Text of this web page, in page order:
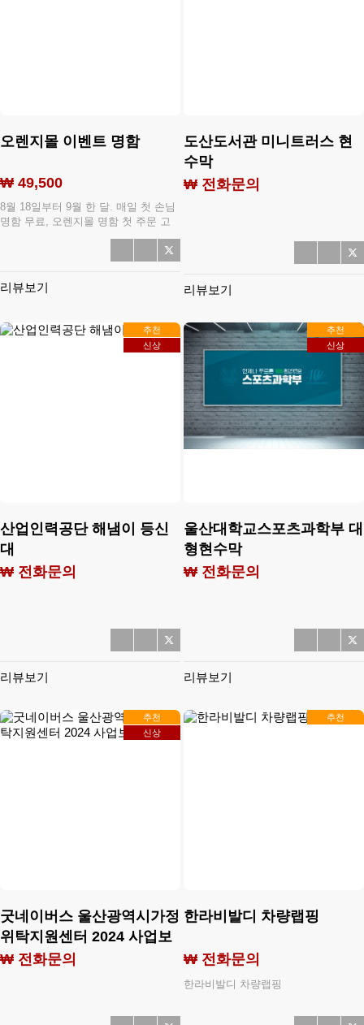
오렌지몰 이벤트 명함
₩ 49,500
8월 18일부터 9월 한 달. 매일 첫 손님
명함 무료, 오렌지몰 명함 첫 주문 고
객님! 하루에 단 한 분, 기회를 잡으세
리뷰보기
도산도서관 미니트러스 현
수막
₩ 전화문의
리뷰보기
추천
신상
산업인력공단 해냄이 등신
대
₩ 전화문의
리뷰보기
추천
신상
울산대학교스포츠과학부 대
형현수막
₩ 전화문의
리뷰보기
추천
신상
굿네이버스 울산광역시가정
위탁지원센터 2024 사업보
고서
₩ 전화문의
추천
한라비발디 차량랩핑
₩ 전화문의
한라비발디 차량랩핑